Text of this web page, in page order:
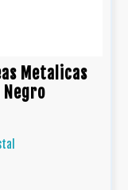
Metalicas